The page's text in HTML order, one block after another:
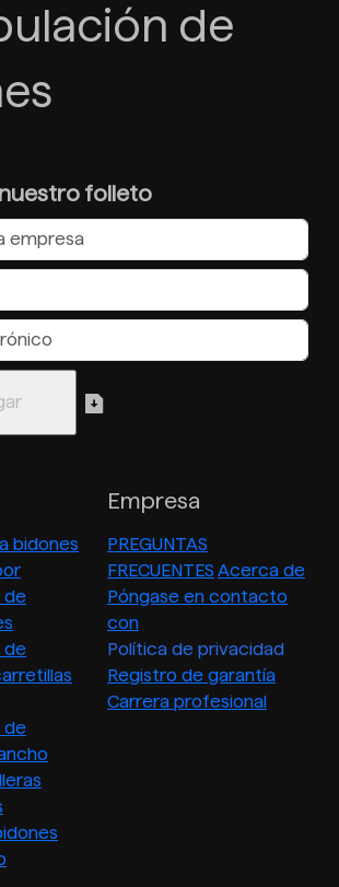
de
folleto
bidones
de
de
de
Empresa
PREGUNTAS
FRECUENTES Acerca de
Póngase en contacto
con
Política de privacidad
Registro de garantía
Carrera profesional